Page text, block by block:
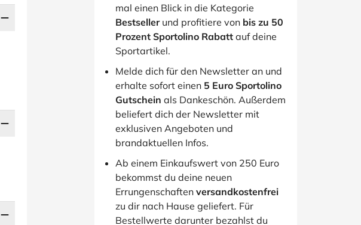
mal einen Blick in die Kategorie
Bestsellerund profitiere von bis zu 50
Prozent Sportolino Rabatt auf deine
Sportartikel.
Melde dich für den Newsletter an und
erhalte sofort einen 5 Euro Sportolino
Gutschein als Dankeschön. Außerdem
beliefert dich der Newsletter mit
exklusiven Angeboten und
brandaktuellen Infos.
Ab einem Einkaufswert von 250 Euro
bekommst du deine neuen
Errungenschaften versandkostenfrei
zu dir nach Hause geliefert. Für
Bestellwerte darunter bezahlst du